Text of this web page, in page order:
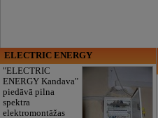
ELECTRIC ENERGY
"ELECTRIC
ENERGY Kandava"
piedāvā pilna
spektra
elektromontāžas